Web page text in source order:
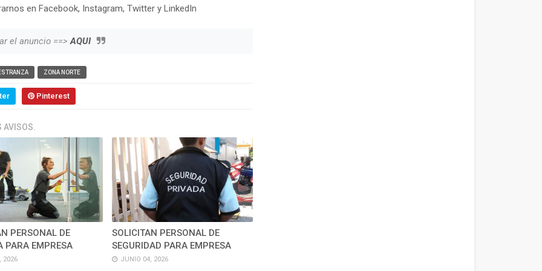
en Facebook, Instagram, Twitter y LinkedIn
el anuncio ==>AQUI
ZONA NORTE
Pinterest
PERSONAL DE
PARA EMPRESA
2026
SOLICITAN PERSONAL DE
SEGURIDAD PARA EMPRESA
JUNIO 04, 2026